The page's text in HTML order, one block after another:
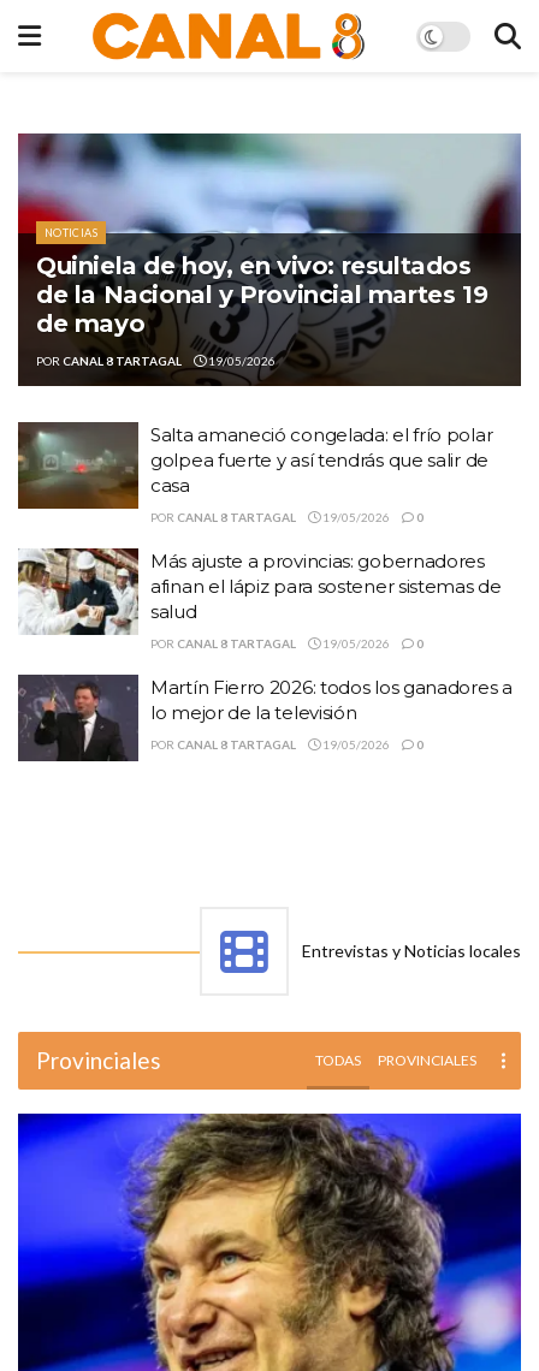
NOTICIAS
Quiniela de hoy, en vivo: resultados
de la Nacional y Provincial martes 19
de mayo
POR CANAL 8 TARTAGAL 19/05/2026
Salta amaneció congelada: el frío polar
golpea fuerte y así tendrás que salir de
casa
POR CANAL 8 TARTAGAL 19/05/2026 0
Más ajuste a provincias: gobernadores
afinan el lápiz para sostener sistemas de
salud
POR CANAL 8 TARTAGAL 19/05/2026 0
Martín Fierro 2026: todos los ganadores a
lo mejor de la televisión
POR CANAL 8 TARTAGAL 19/05/2026 0
Entrevistas y Noticias locales
Provinciales TODAS PROVINCIALES